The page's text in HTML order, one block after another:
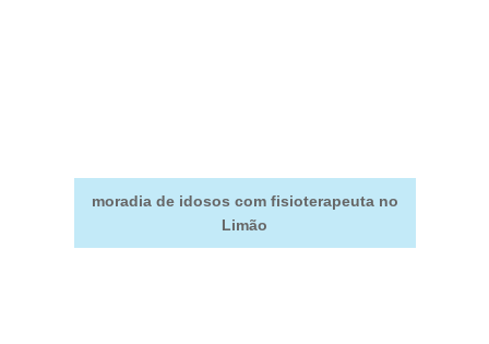
moradia de idosos com fisioterapeuta no
Limão